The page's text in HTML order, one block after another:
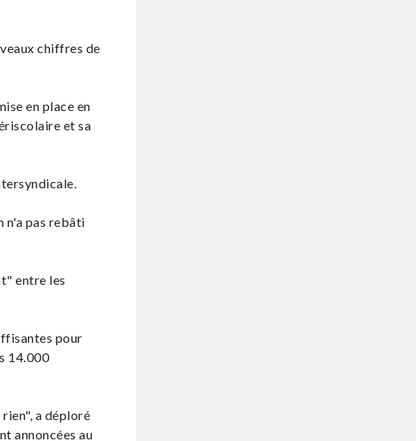
chiffres de
en place en
et sa
n'a pas rebâti
entre les
pour
14.000
a déploré
annoncées au